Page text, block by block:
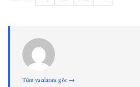
Tüm yazılarını gör →